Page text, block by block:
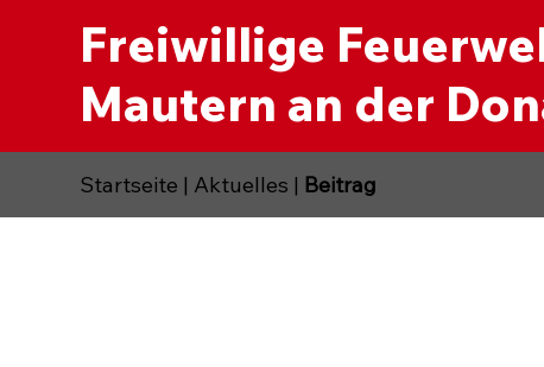
Freiwillige
Mautern an der
Startseite | Aktuelles | Beitrag